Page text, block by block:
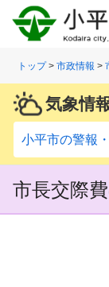
トップ>市政情報 >
気象情
小平市の警報
市長交際